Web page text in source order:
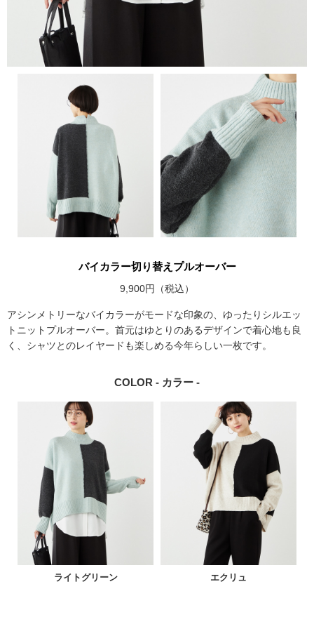
バイカラー切り替えプルオーバー
9,900円（税込）
アシンメトリーなバイカラーがモードな印象の、ゆったりシルエッ
トニットプルオーバー。首元はゆとりのあるデザインで着心地も良
く、シャツとのレイヤードも楽しめる今年らしい一枚です。
COLOR - カラー -
ライトグリーン エクリュ